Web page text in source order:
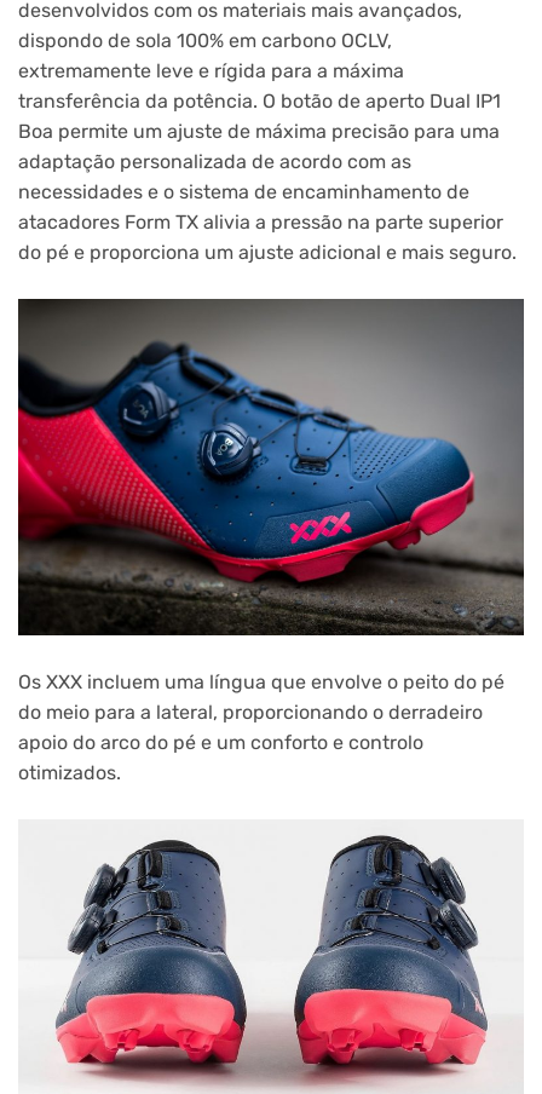
desenvolvidos com os materiais mais avançados,
dispondo de sola 100% em carbono OCLV,
extremamente leve e rígida para a máxima
transferência da potência. O botão de aperto Dual IP1
Boa permite um ajuste de máxima precisão para uma
adaptação personalizada de acordo com as
necessidades e o sistema de encaminhamento de
atacadores Form TX alivia a pressão na parte superior
do pé e proporciona um ajuste adicional e mais seguro.
Os XXX incluem uma língua que envolve o peito do pé
do meio para a lateral, proporcionando o derradeiro
apoio do arco do pé e um conforto e controlo
otimizados.